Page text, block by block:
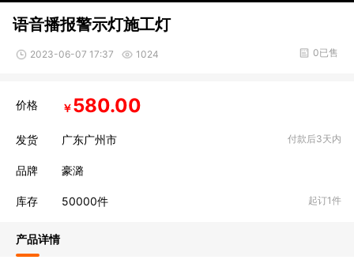
语音播报警示灯施工灯
2023-06-07 17:37 1024 0已售
价格 ￥580.00
发货 广东广州市 付款后3天内
品牌 豪潞
库存 50000件 起订1件
产品详情